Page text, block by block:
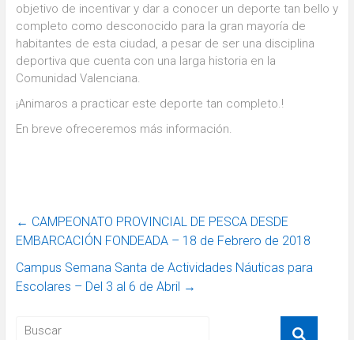
objetivo de incentivar y dar a conocer un deporte tan bello y
completo como desconocido para la gran mayoría de
habitantes de esta ciudad, a pesar de ser una disciplina
deportiva que cuenta con una larga historia en la
Comunidad Valenciana.
¡Animaros a practicar este deporte tan completo.!
En breve ofreceremos más información.
← CAMPEONATO PROVINCIAL DE PESCA DESDE
EMBARCACIÓN FONDEADA – 18 de Febrero de 2018
Campus Semana Santa de Actividades Náuticas para
Escolares – Del 3 al 6 de Abril →